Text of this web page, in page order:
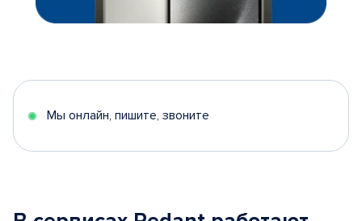
Мы онлайн, пишите, звоните